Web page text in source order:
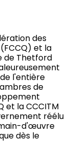
des
et la
de Thetford
l'entière
de
et la CCCITM
réélu
d'œuvre
dès le